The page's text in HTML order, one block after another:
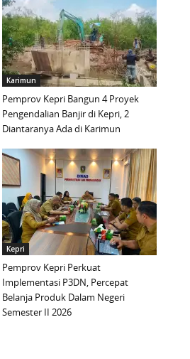
Karimun
Pemprov Kepri Bangun 4 Proyek
Pengendalian Banjir di Kepri, 2
Diantaranya Ada di Karimun
Kepri
Pemprov Kepri Perkuat
Implementasi P3DN, Percepat
Belanja Produk Dalam Negeri
Semester II 2026